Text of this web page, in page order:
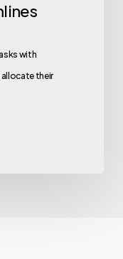
with
their